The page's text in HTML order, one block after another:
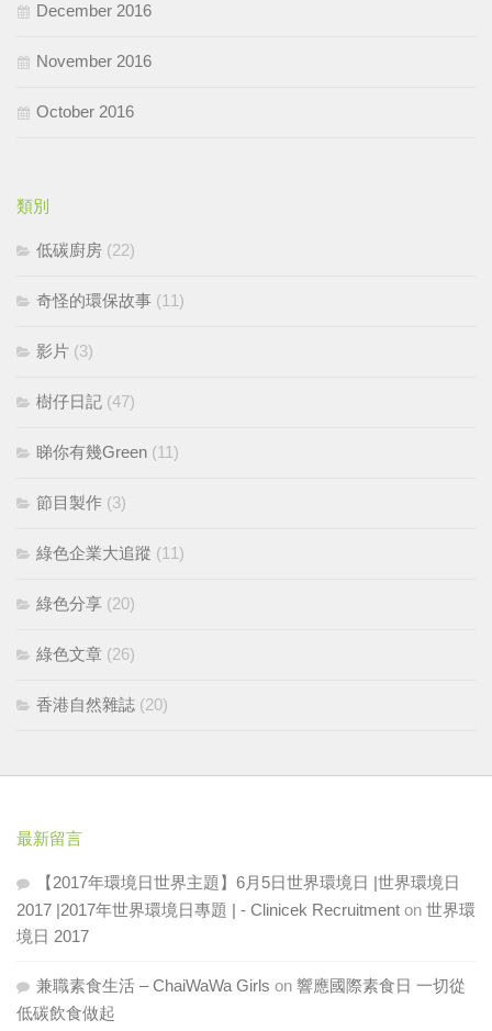
December 2016
November 2016
October 2016
類別
低碳廚房 (22)
奇怪的環保故事 (11)
影片 (3)
樹仔日記 (47)
睇你有幾Green (11)
節目製作 (3)
綠色企業大追蹤 (11)
綠色分享 (20)
綠色文章 (26)
香港自然雜誌 (20)
最新留言
【2017年環境日世界主題】6月5日世界環境日 |世界環境日
2017 |2017年世界環境日專題 | - Clinicek Recruitment on 世界環
境日 2017
兼職素食生活 – ChaiWaWa Girls on 響應國際素食日 一切從
低碳飲食做起